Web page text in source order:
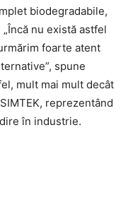
biodegradabile,
nu există astfel
foarte atent
spune
mult mai mult decât
reprezentând
în industrie.